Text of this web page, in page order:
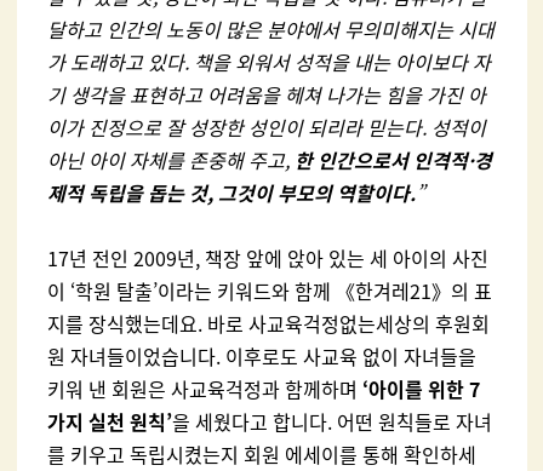
달하고 인간의 노동이 많은 분야에서 무의미해지는 시대
가 도래하고 있다. 책을 외워서 성적을 내는 아이보다 자
기 생각을 표현하고 어려움을 헤쳐 나가는 힘을 가진 아
이가 진정으로 잘 성장한 성인이 되리라 믿는다. 성적이
아닌 아이 자체를 존중해 주고, 한 인간으로서 인격적·경
제적 독립을 돕는 것, 그것이 부모의 역할이다.”
17년 전인 2009년, 책장 앞에 앉아 있는 세 아이의 사진
이 ‘학원 탈출’이라는 키워드와 함께 《한겨레21》의 표
지를 장식했는데요. 바로 사교육걱정없는세상의 후원회
원 자녀들이었습니다. 이후로도 사교육 없이 자녀들을
키워 낸 회원은 사교육걱정과 함께하며 ‘아이를 위한 7
가지 실천 원칙’을 세웠다고 합니다. 어떤 원칙들로 자녀
를 키우고 독립시켰는지 회원 에세이를 통해 확인하세